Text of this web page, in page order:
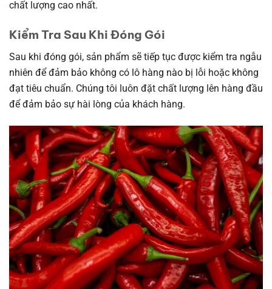
chất lượng cao nhất.
Kiểm Tra Sau Khi Đóng Gói
Sau khi đóng gói, sản phẩm sẽ tiếp tục được kiểm tra ngẫu
nhiên để đảm bảo không có lô hàng nào bị lỗi hoặc không
đạt tiêu chuẩn. Chúng tôi luôn đặt chất lượng lên hàng đầu
để đảm bảo sự hài lòng của khách hàng.